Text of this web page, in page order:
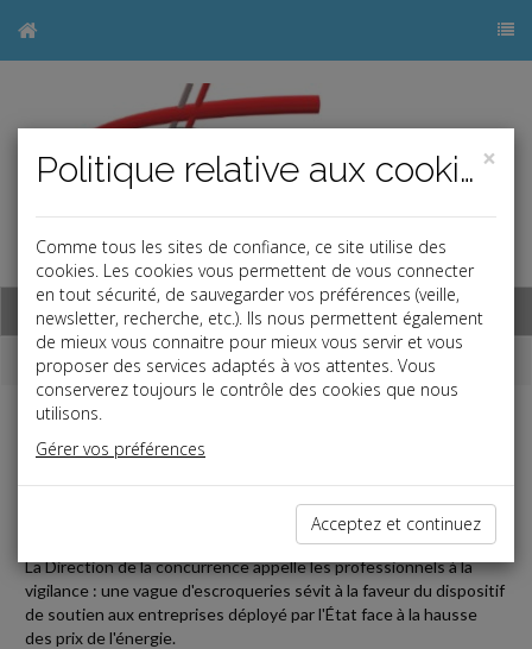
Base documentaire
Dépêches
Vie des affaires
ARNAQUES AUX AIDES ÉNERGIE
La Direction de la concurrence appelle les professionnels à la
vigilance : une vague d'escroqueries sévit à la faveur du dispositif
de soutien aux entreprises déployé par l'État face à la hausse
des prix de l'énergie.
×
Politique relative aux cookies
Comme tous les sites de confiance, ce site utilise des
cookies. Les cookies vous permettent de vous connecter
en tout sécurité, de sauvegarder vos préférences (veille,
newsletter, recherche, etc.). Ils nous permettent également
de mieux vous connaitre pour mieux vous servir et vous
proposer des services adaptés à vos attentes. Vous
conserverez toujours le contrôle des cookies que nous
utilisons.
Gérer vos préférences
Acceptez et continuez